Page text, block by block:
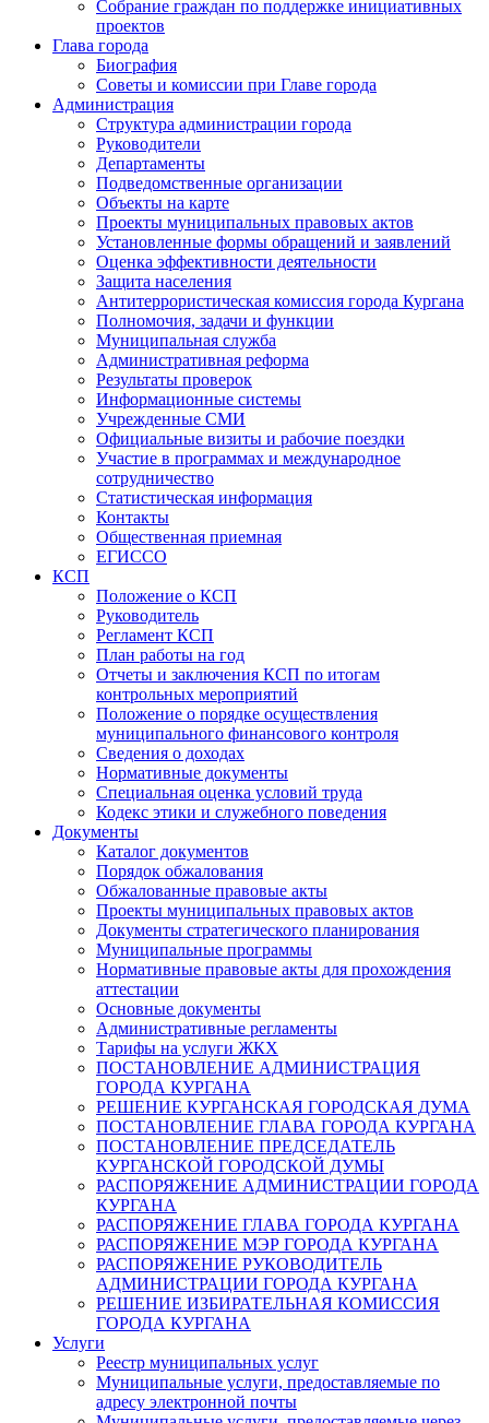
Собрание граждан по поддержке инициативных
проектов
Глава города
Биография
Советы и комиссии при Главе города
Администрация
Структура администрации города
Руководители
Департаменты
Подведомственные организации
Объекты на карте
Проекты муниципальных правовых актов
Установленные формы обращений и заявлений
Оценка эффективности деятельности
Защита населения
Антитеррористическая комиссия города Кургана
Полномочия, задачи и функции
Муниципальная служба
Административная реформа
Результаты проверок
Информационные системы
Учрежденные СМИ
Официальные визиты и рабочие поездки
Участие в программах и международное
сотрудничество
Статистическая информация
Контакты
Общественная приемная
ЕГИССО
КСП
Положение о КСП
Руководитель
Регламент КСП
План работы на год
Отчеты и заключения КСП по итогам
контрольных мероприятий
Положение о порядке осуществления
муниципального финансового контроля
Сведения о доходах
Нормативные документы
Специальная оценка условий труда
Кодекс этики и служебного поведения
Документы
Каталог документов
Порядок обжалования
Обжалованные правовые акты
Проекты муниципальных правовых актов
Документы стратегического планирования
Муниципальные программы
Нормативные правовые акты для прохождения
аттестации
Основные документы
Административные регламенты
Тарифы на услуги ЖКХ
ПОСТАНОВЛЕНИЕ АДМИНИСТРАЦИЯ
ГОРОДА КУРГАНА
РЕШЕНИЕ КУРГАНСКАЯ ГОРОДСКАЯ ДУМА
ПОСТАНОВЛЕНИЕ ГЛАВА ГОРОДА КУРГАНА
ПОСТАНОВЛЕНИЕ ПРЕДСЕДАТЕЛЬ
КУРГАНСКОЙ ГОРОДСКОЙ ДУМЫ
РАСПОРЯЖЕНИЕ АДМИНИСТРАЦИИ ГОРОДА
КУРГАНА
РАСПОРЯЖЕНИЕ ГЛАВА ГОРОДА КУРГАНА
РАСПОРЯЖЕНИЕ МЭР ГОРОДА КУРГАНА
РАСПОРЯЖЕНИЕ РУКОВОДИТЕЛЬ
АДМИНИСТРАЦИИ ГОРОДА КУРГАНА
РЕШЕНИЕ ИЗБИРАТЕЛЬНАЯ КОМИССИЯ
ГОРОДА КУРГАНА
Услуги
Реестр муниципальных услуг
Муниципальные услуги, предоставляемые по
адресу электронной почты